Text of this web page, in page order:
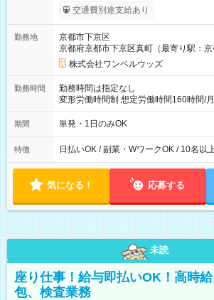
働いたその日に現金GET♪ お仕事後は
交通費別途支給あり
勤務地
京都市下京区
京都府京都市下京区真町（最寄り駅：京
株式会社ワンベルウッズ
勤務時間
勤務時間は指定なし
変形労働時間制 想定労働時間160時間/月 【シフト例】 ・10：
00～20：00
期間 単発・1日のみOK
特徴 日払いOK / 副業・WワークOK / 10名以
気になる！ 応募する
未読
座り仕事！給与即払いOK！高時
包、検査業務